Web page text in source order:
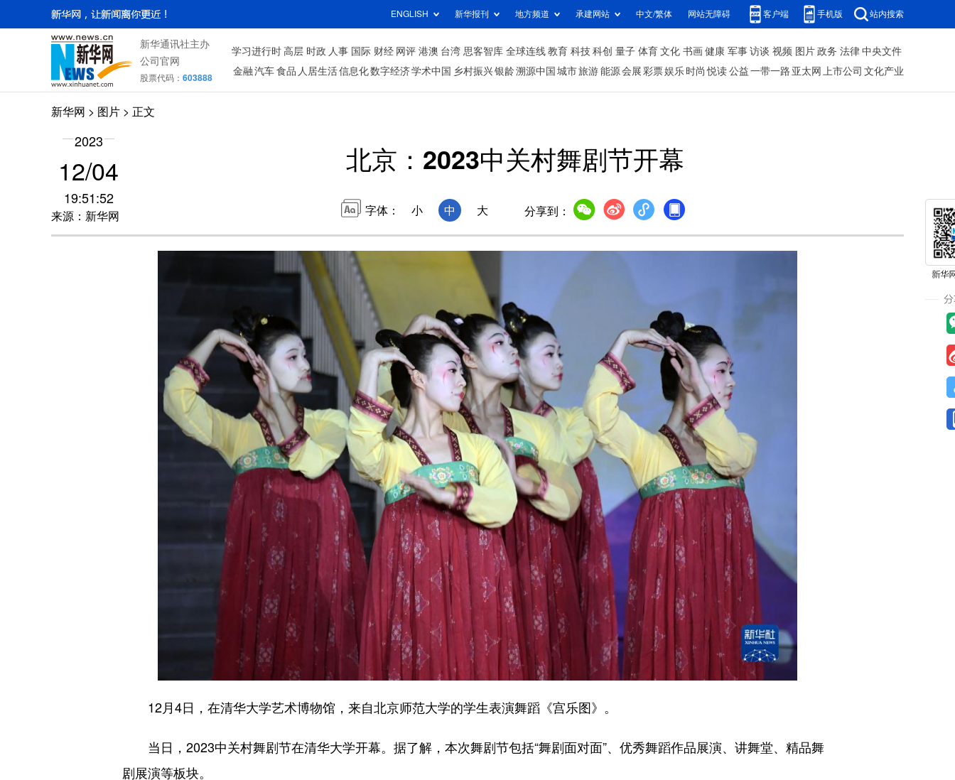
ENGLISH 新华报刊 地方频道 承建网站 中文/繁体 网站无障碍 客户端 手机版 站内搜索
新华通讯社主办
公司官网
股票代码： 603888
学习进行时 高层 时政 人事 国际 财经 网评 港澳 台湾 思客智库 全球连线 教育 科技 科创 量子 体育 文化 书画 健康 军事 访谈 视频 图片 政务 法律 中央文件
金融 汽车 食品 人居生活信息化数字经济学术中国 乡村振兴银龄溯源中国 城市旅游 能源 会展 彩票娱乐 时尚 悦读 公益 一带一路 亚太网 上市公司 文化产业
新华网 > 图片 > 正文
2023
12/04
19:51:52
来源：新华网
北京：2023中关村舞剧节开幕
字体： 小 中 大 分享到：
12月4日，在清华大学艺术博物馆，来自北京师范大学的学生表演舞蹈《宫乐图》。
当日，2023中关村舞剧节在清华大学开幕。据了解，本次舞剧节包括“舞剧面对面”、优秀舞蹈作品展演、讲舞堂、精品舞
剧展演等板块。